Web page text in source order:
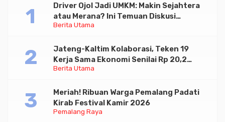
Berita Utama
Driver Ojol Jadi UMKM: Makin Sejahtera
atau Merana? Ini Temuan Diskusi
Paramadina
Berita Utama
Jateng-Kaltim Kolaborasi, Teken 19
Kerja Sama Ekonomi Senilai Rp 20,2
Triliun
Pemalang Raya
Meriah! Ribuan Warga Pemalang Padati
Kirab Festival Kamir 2026